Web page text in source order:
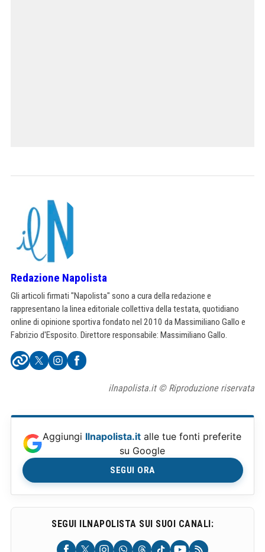
Redazione Napolista
Gli articoli firmati "Napolista" sono a cura della redazione e
rappresentano la linea editoriale collettiva della testata, quotidiano
online di opinione sportiva fondato nel 2010 da Massimiliano Gallo e
Fabrizio d'Esposito. Direttore responsabile: Massimiliano Gallo.
ilnapolista.it © Riproduzione riservata
Aggiungi Ilnapolista.it alle tue fonti preferite
su Google
SEGUI ORA
SEGUI ILNAPOLISTA SUI SUOI CANALI: